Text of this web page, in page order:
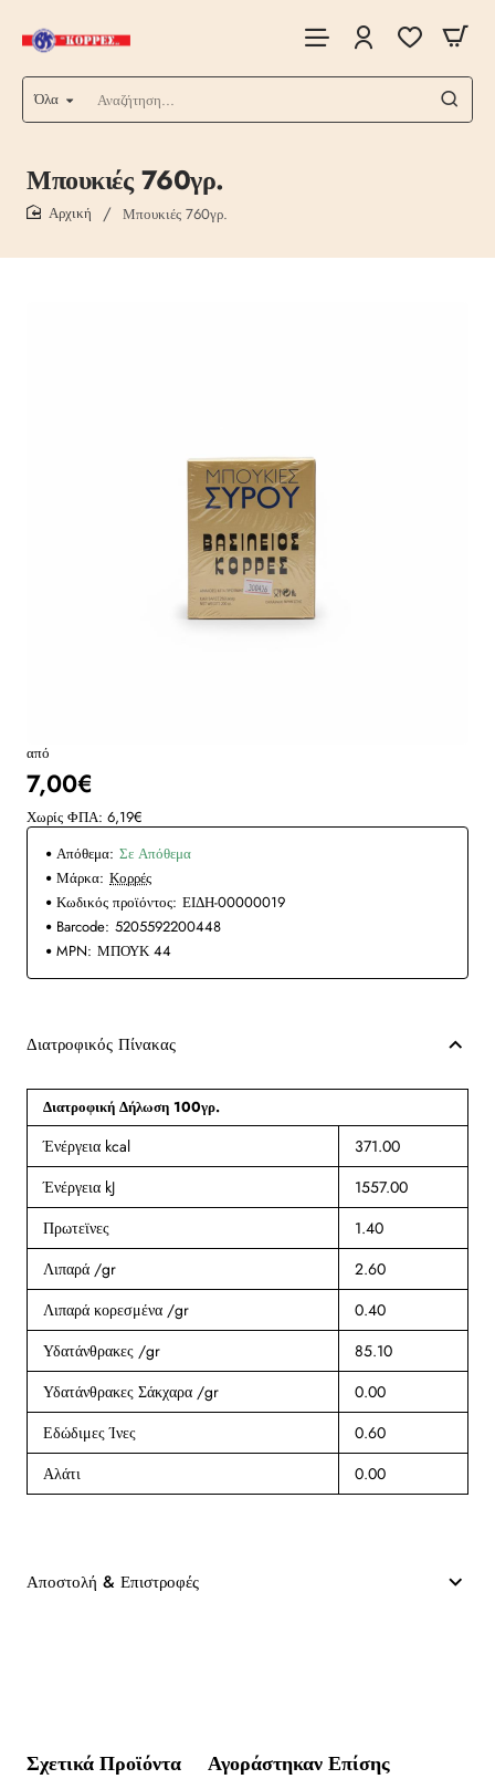
Όλα
Αναζήτηση...
Μπουκιές 760γρ.
Μπουκιές 760γρ.
από
7,00€
Χωρίς ΦΠΑ: 6,19€
Απόθεμα: Σε Απόθεμα
Μάρκα: Κορρές
Κωδικός προϊόντος: ΕΙΔΗ-00000019
Barcode: 5205592200448
MPN: ΜΠΟΥΚ 44
Διατροφικός Πίνακας
Διατροφική Δήλωση 100γρ.
Ένέργεια kcal
371.00
Ένέργεια kJ
1557.00
Πρωτεϊνες
1.40
Λιπαρά /gr
2.60
Λιπαρά κορεσμένα /gr
0.40
Υδατάνθρακες /gr
85.10
Υδατάνθρακες Σάκχαρα /gr
0.00
Εδώδιμες Ίνες
0.60
Αλάτι
0.00
Αποστολή & Επιστροφές
Σχετικά Προϊόντα Αγοράστηκαν Επίσης